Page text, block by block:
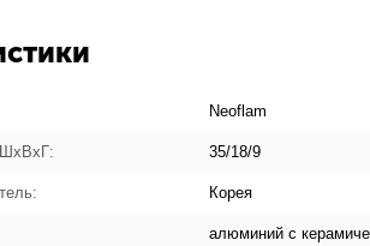
Neoflam
35/18/9
Корея
алюминий с